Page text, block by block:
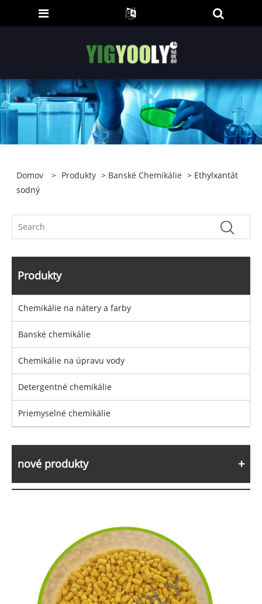
Domov > Produkty > Banské Chemikálie > Ethylxantát
sodný
Produkty
Chemikálie na nátery a farby
Banské chemikálie
Chemikálie na úpravu vody
Detergentné chemikálie
Priemyselné chemikálie
nové produkty